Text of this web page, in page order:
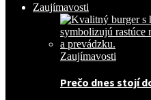
Zaujímavosti
Zaujímavosti
Prečo dnes stojí